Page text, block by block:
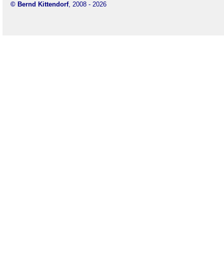
© Bernd Kittendorf, 2008 - 2026